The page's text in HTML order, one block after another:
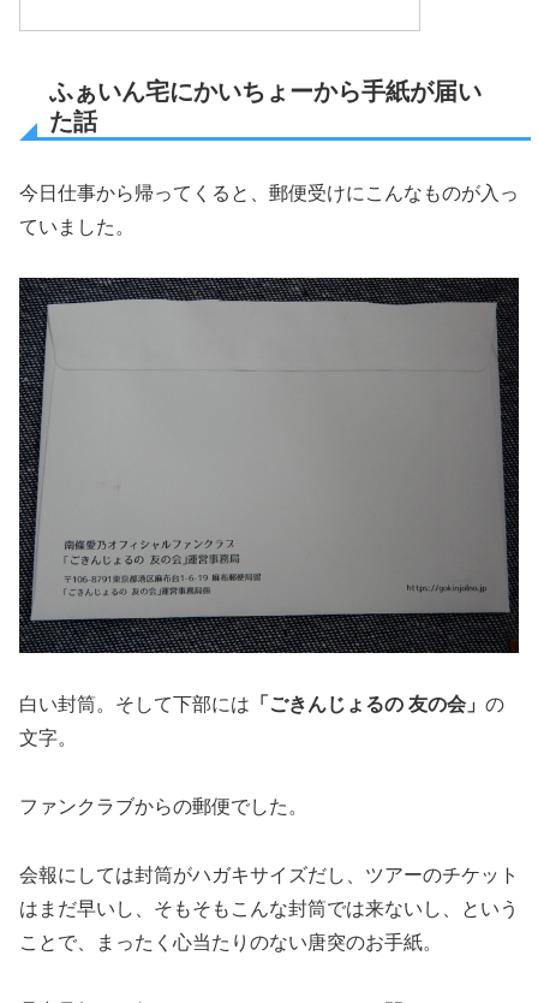
ふぁいん宅にかいちょーから手紙が届い
た話
今日仕事から帰ってくると、郵便受けにこんなものが入っ
ていました。
白い封筒。そして下部には 「ごきんじょるの 友の会」 の
文字。
ファンクラブからの郵便でした。
会報にしては封筒がハガキサイズだし、ツアーのチケット
はまだ早いし、そもそもこんな封筒では来ないし、という
ことで、まったく心当たりのない唐突のお手紙。